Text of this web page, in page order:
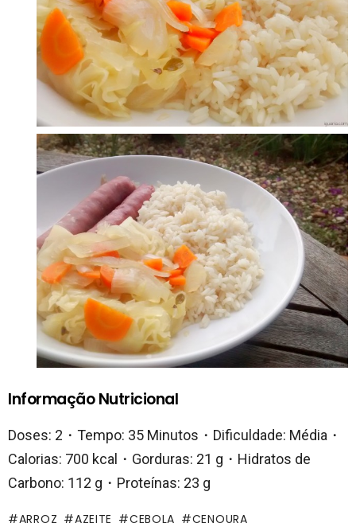
Informação Nutricional
Doses: 2・Tempo: 35 Minutos・Dificuldade: Média・
Calorias: 700 kcal・Gorduras: 21 g・Hidratos de
Carbono: 112 g・Proteínas: 23 g
ARROZ AZEITE CEBOLA CENOURA